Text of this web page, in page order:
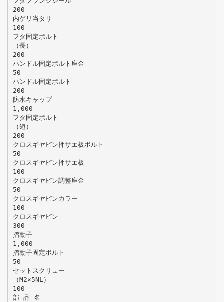
200
内ゲリ当タリ
100
フタ固定ボルト
（長）
200
ハンドル固定ボルト座金
50
ハンドル固定ボルト
200
防水キャップ
1,000
フタ固定ボルト
（短）
200
クロスギヤピン押サエ板ボルト
50
クロスギヤピン押サエ板
100
クロスギヤピン調整座金
50
クロスギヤピンカラー
100
クロスギヤピン
300
摺動子
1,000
摺動子固定ボルト
50
セットスクリュー
（M2×5NL）
100
部 品 名